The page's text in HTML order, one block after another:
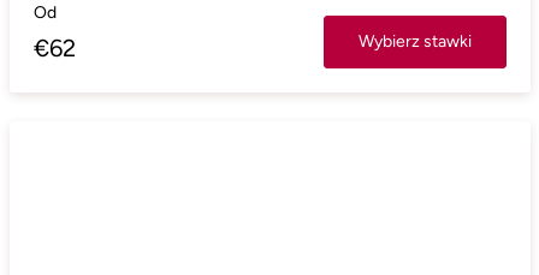
Od
€62 Wybierz stawki